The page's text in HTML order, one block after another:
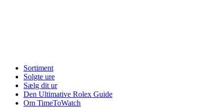
Sortiment
Solgte ure
Sælg dit ur
Den Ultimative Rolex Guide
Om TimeToWatch